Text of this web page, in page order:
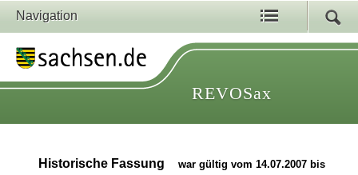
Navigation
REVOSax
Historische Fassung
war gültig vom 14.07.2007 bis